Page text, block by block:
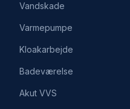
Vandskade
Varmepumpe
Kloakarbejde
Badeværelse
Akut VVS